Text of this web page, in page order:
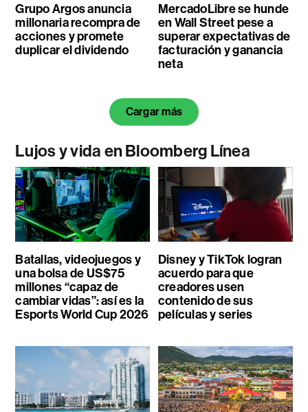
Grupo Argos anuncia
millonaria recompra de
acciones y promete
duplicar el dividendo
MercadoLibre se hunde
en Wall Street pese a
superar expectativas de
facturación y ganancia
neta
Cargar más
Lujos y vida en Bloomberg Línea
Batallas, videojuegos y
una bolsa de US$75
millones “capaz de
cambiar vidas”: así es la
Esports World Cup 2026
Disney y TikTok logran
acuerdo para que
creadores usen
contenido de sus
películas y series